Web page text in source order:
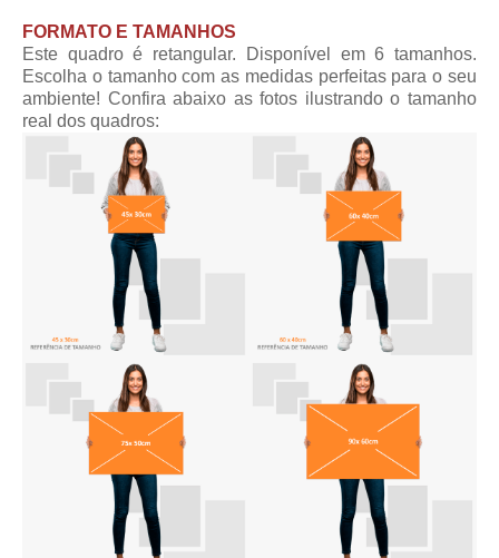
FORMATO E TAMANHOS
Este quadro é retangular. Disponível em 6 tamanhos.
Escolha o tamanho com as medidas perfeitas para o seu
ambiente! Confira abaixo as fotos ilustrando o tamanho
real dos quadros: